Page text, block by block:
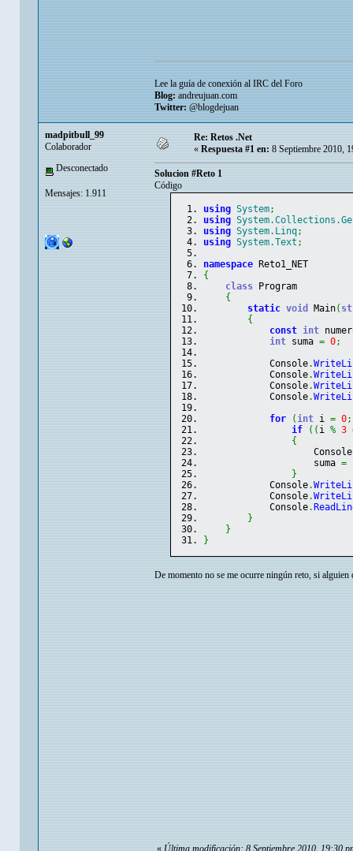
Lee la guía de conexión al IRC del Foro
Blog: andreujuan.com
Twitter: @blogdejuan
madpitbull_99
Colaborador
Desconectado
Mensajes: 1.911
Re: Retos .Net
« Respuesta #1 en: 8 Septiembre 2010,
Solucion #Reto 1
Código
using System;
using
using System.Linq;
using System.Text ;
namespace Reto1_NET
{
class Program
{
static void Main(
{
const int
int suma = 0;
Console.
Console.
Console.
Console.
for
( int i = 0;
if
( ( i % 3
{
Console
suma =
}
Console.
Console.
Console.
}
}
}
De momento no se me ocurre ningún reto, si